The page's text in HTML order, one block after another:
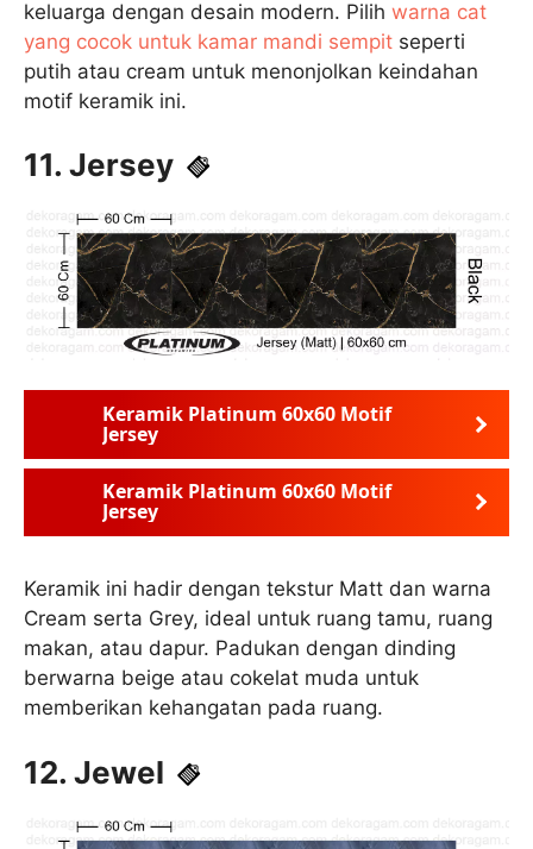
keluarga dengan desain modern. Pilih warna cat
yang cocok untuk kamar mandi sempit seperti
putih atau cream untuk menonjolkan keindahan
motif keramik ini.
11. Jersey
Keramik Platinum 60x60 Motif
Jersey
Keramik Platinum 60x60 Motif
Jersey
Keramik ini hadir dengan tekstur Matt dan warna
Cream serta Grey, ideal untuk ruang tamu, ruang
makan, atau dapur. Padukan dengan dinding
berwarna beige atau cokelat muda untuk
memberikan kehangatan pada ruang.
12. Jewel